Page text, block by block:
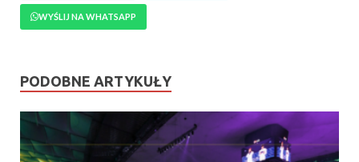
WYŚLIJ NA WHATSAPP
PODOBNE ARTYKUŁY